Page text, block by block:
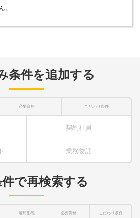
。
条件を追加する
必要資格 こだわり条件
契約社員
業務委託
で再検索する
雇用形態 必要資格 こだわり条件